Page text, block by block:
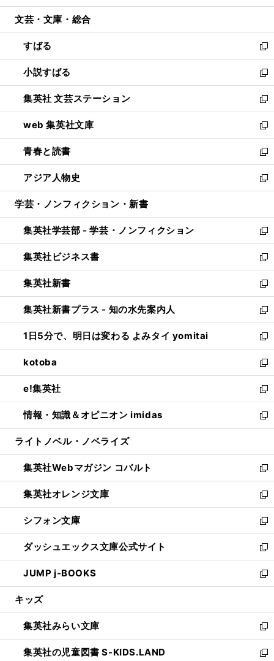
開
ウ
開
く
ン
ウ
で
開
く
ウ
ン
ド
ウ
で
開
く
文芸・文庫・総合
すばる
新
し
い
ウ
ィ
ン
ド
ウ
で
開
く
小説すばる
新
し
い
ウ
ィ
ン
ド
ウ
で
開
集英社 文芸ステーション
新
し
い
ウ
ィ
ン
ド
ウ
開
く
web 集英社文庫
新
し
い
ウ
ィ
ン
ウ
で
開
く
青春と読書
新
し
い
ウ
ン
ド
ウ
で
開
く
アジア人物史
新
し
ウ
ィ
ン
ド
ウ
で
開
く
学芸・ノンフィクション・新書
集英社学芸部 - 学芸・ノンフィクション
新
し
い
ウ
ィ
ン
ド
ウ
で
開
く
集英社ビジネス書
新
し
い
ウ
ィ
ン
ド
ウ
で
開
く
集英社新書
新
し
い
ウ
ィ
ン
ド
ウ
で
開
く
集英社新書プラス - 知の水先案内人
新
し
い
ウ
ィ
ン
ド
ウ
で
開
1日5分で、明日は変わる よみタイ yomitai
新
し
い
ウ
ィ
ン
ド
ウ
開
く
kotoba
新
し
い
ウ
ィ
ン
ウ
で
開
く
e!集英社
新
し
い
ウ
ン
ド
ウ
で
開
く
情報・知識＆オピニオン imidas
新
し
ウ
ィ
ン
ド
ウ
で
開
く
ライトノベル・ノベライズ
集英社Webマガジン コバルト
新
し
い
ウ
ィ
ン
ド
ウ
で
開
集英社オレンジ文庫
新
し
い
ウ
ィ
ン
ド
ウ
開
く
シフォン文庫
新
し
い
ウ
ィ
ン
ウ
で
開
く
ダッシュエックス文庫公式サイト
新
し
い
ウ
ン
ド
ウ
で
JUMP j-BOOKS
新
し
ウ
ィ
ン
ド
キッズ
集英社みらい文庫
新
し
い
集英社の児童図書 S-KIDS.LAND
新